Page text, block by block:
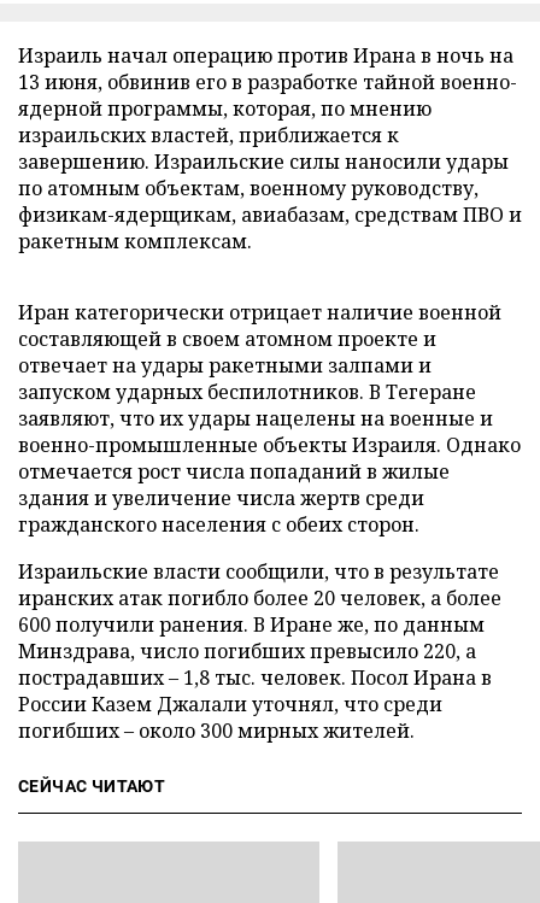
Израиль начал операцию против Ирана в ночь на
13 июня, обвинив его в разработке тайной военно-
ядерной программы, которая, по мнению
израильских властей, приближается к
завершению. Израильские силы наносили удары
по атомным объектам, военному руководству,
физикам-ядерщикам, авиабазам, средствам ПВО и
ракетным комплексам.
Иран категорически отрицает наличие военной
составляющей в своем атомном проекте и
отвечает на удары ракетными залпами и
запуском ударных беспилотников. В Тегеране
заявляют, что их удары нацелены на военные и
военно-промышленные объекты Израиля. Однако
отмечается рост числа попаданий в жилые
здания и увеличение числа жертв среди
гражданского населения с обеих сторон.
Израильские власти сообщили, что в результате
иранских атак погибло более 20 человек, а более
600 получили ранения. В Иране же, по данным
Минздрава, число погибших превысило 220, а
пострадавших – 1,8 тыс. человек. Посол Ирана в
России Казем Джалали уточнял, что среди
погибших – около 300 мирных жителей.
СЕЙЧАС ЧИТАЮТ